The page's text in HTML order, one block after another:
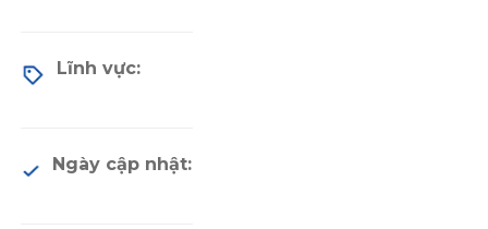
Lĩnh vực:
Ngày cập nhật: